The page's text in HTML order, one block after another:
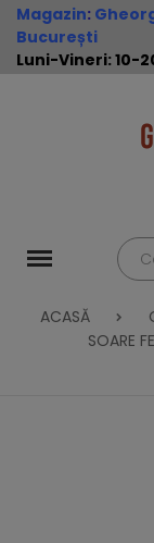
Magazin:
București
Luni-Vineri: 10-
ACASĂ
SOARE